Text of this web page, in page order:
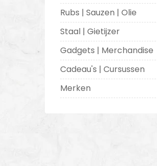
Rubs | Sauzen | Olie
Staal | Gietijzer
Gadgets | Merchandise
Cadeau's | Cursussen
Merken